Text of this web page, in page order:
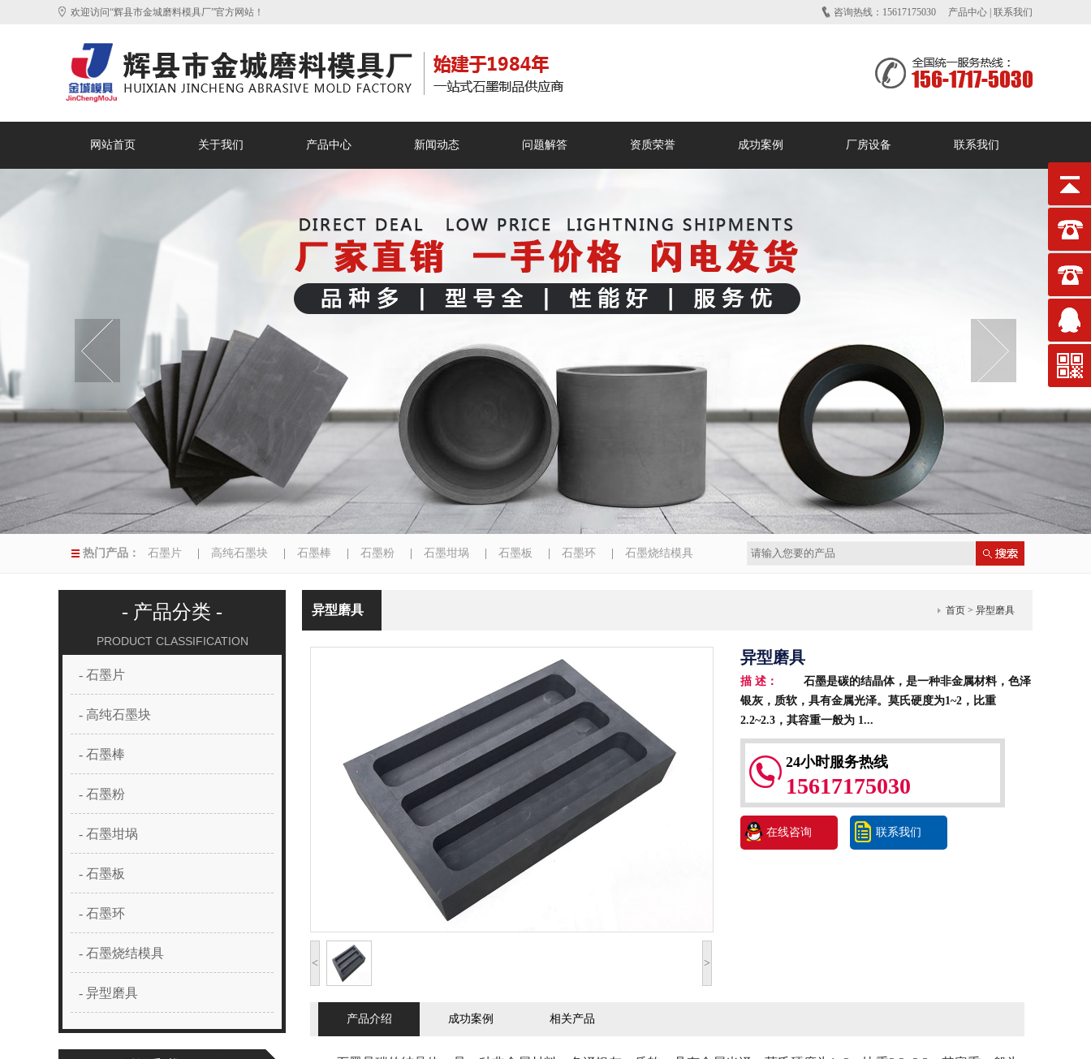
欢迎访问“辉县市金城磨料模具厂”官方网站！ 咨询热线：15617175030 产品中心 联系我们
网站首页 关于我们 产品中心 新闻动态 问题解答 资质荣誉 成功案例 厂房设备 联系我们
热门产品： 石墨片 高纯石墨块 石墨棒 石墨粉 石墨坩埚 石墨板 石墨环 石墨烧结模具
|异型磨具 |
- 产品分类 -
PRODUCT CLASSIFICATION
- 石墨片
- 高纯石墨块
- 石墨棒
- 石墨粉
- 石墨坩埚
- 石墨板
- 石墨环
- 石墨烧结模具
- 异型磨具
异型磨具 首页 > 异型磨具
< >
异型磨具
描 述：
石墨是碳的结晶体，是一种非金属材料，色泽
银灰，质软，具有金属光泽。莫氏硬度为1~2，比重
2.2~2.3，其容重一般为 1...
24小时服务热线
15617175030
在线咨询 联系我们
产品介绍 成功案例 相关产品